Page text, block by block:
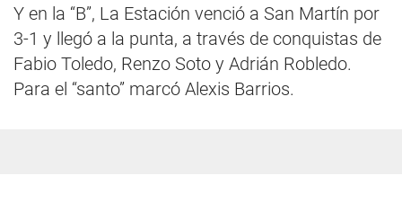
Y en la “B”, La Estación venció a San Martín por
3-1 y llegó a la punta, a través de conquistas de
Fabio Toledo, Renzo Soto y Adrián Robledo.
Para el “santo” marcó Alexis Barrios.